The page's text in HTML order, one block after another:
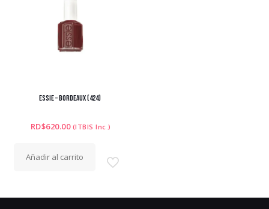
ESSIE – BORDEAUX (424)
RD$620.00 (ITBIS Inc.)
Añadir al carrito